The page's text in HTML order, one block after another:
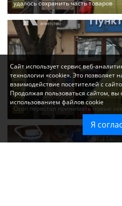
удалось сохранить часть товаров
Ozon перестал принимать новые
Сайт использует сервис веб-
технологии «cookie». Это позволяет
взаимодействие посетителей с
Продолжая пользоваться сайтом, вы
использованием файлов cookie
Я